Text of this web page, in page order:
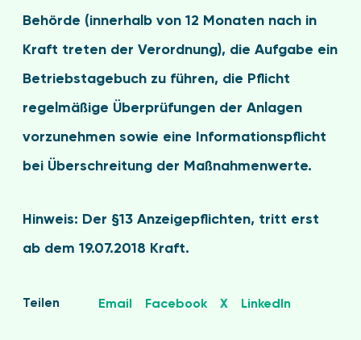
Behörde (innerhalb von 12 Monaten nach in
Kraft treten der Verordnung), die Aufgabe ein
Betriebstagebuch zu führen, die Pflicht
regelmäßige Überprüfungen der Anlagen
vorzunehmen sowie eine Informationspflicht
bei Überschreitung der Maßnahmenwerte.
Hinweis: Der §13 Anzeigepflichten, tritt erst
ab dem 19.07.2018 Kraft.
Teilen Email Facebook X LinkedIn